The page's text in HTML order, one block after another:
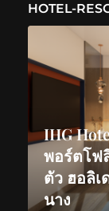
HOTEL-
IHG
พอร์ตโฟ
ตัว ฮอลิเ
นาง